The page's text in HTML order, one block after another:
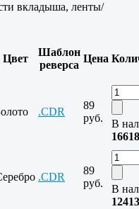
вкладыша, ленты/
Цвет
Шаблон
реверса
Цена
.CDR
89
руб.
В
16618
.CDR
89
руб.
В
12413